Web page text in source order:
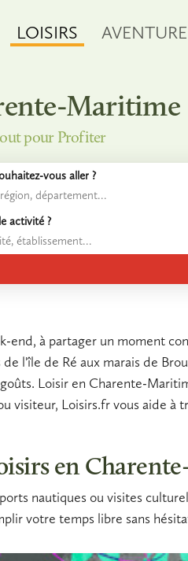
LOISIRS AVENTURE
Maritime
pour Profiter
vous aller ?
activité ?
end, à partager un moment
l'île de Ré aux marais de
Loisir en Charente-
visiteur, Loisirs.fr vous aide à
en
nautiques ou visites
votre temps libre sans